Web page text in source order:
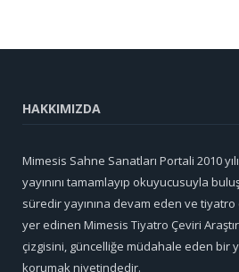
HAKKIMIZDA
Mimesis Sahne Sanatları Portali 2010
yayınını tamamlayıp okuyucusuyla
süredir yayınına devam eden ve
yer edinen Mimesis Tiyatro Çeviri
çizgisini, güncelliğe müdahale eden bir
korumak niyetindedir.